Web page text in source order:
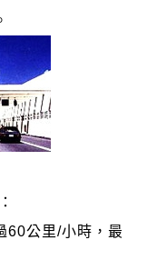
60公里/小時，最